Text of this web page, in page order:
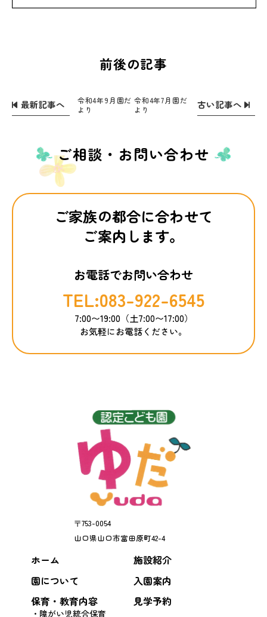
前後の記事
最新記事へ
令和4年9月園だ
より
古い記事へ
令和4年7月園だ
より
ご相談・お問い合わせ
ご家族の都合に合わせて
ご案内します。
お電話でお問い合わせ
TEL:083-922-6545
7:00〜19:00（土7:00〜17:00）
お気軽にお電話ください。
〒753-0054
山口県山口市富田原町42-4
ホーム
園について
保育・教育内容
障がい児統合保育
施設紹介
入園案内
見学予約